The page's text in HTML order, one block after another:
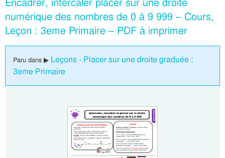
numérique des nombres de 0 à 9 999 – Cours,
Leçon : 3eme Primaire – PDF à imprimer
Paru dans ▶ Leçons - Placer sur une droite graduée :
3eme Primaire